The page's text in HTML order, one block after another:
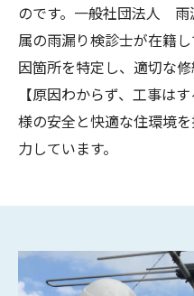
のです。一般社団法人
属の雨漏り検診士が在籍
因箇所を特定し、適切な修
【原因わからず、工事は
様の安全と快適な住環境
力しています。